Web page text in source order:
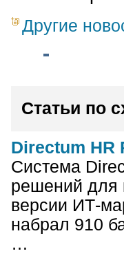
Другие
Статьи по
Directum HR
Система
решений для
версии ИТ-
набрал 910
…